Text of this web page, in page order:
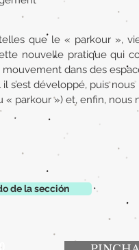
que le « parkour »,
nouvelle pratique qui
dans des
développé, puis
parkour ») et, enfin, nous
de la sección